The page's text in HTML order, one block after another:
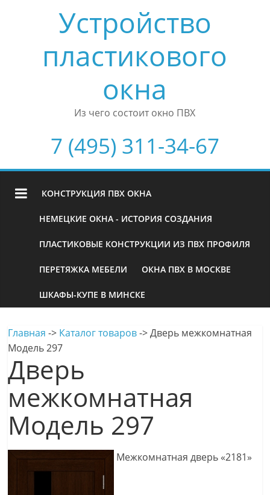
Устройство
пластикового
окна
Из чего состоит окно ПВХ
7 (495) 311-34-67
КОНСТРУКЦИЯ ПВХ ОКНА
НЕМЕЦКИЕ ОКНА - ИСТОРИЯ СОЗДАНИЯ
ПЛАСТИКОВЫЕ КОНСТРУКЦИИ ИЗ ПВХ ПРОФИЛЯ
ПЕРЕТЯЖКА МЕБЕЛИ ОКНА ПВХ В МОСКВЕ
ШКАФЫ-КУПЕ В МИНСКЕ
Главная -> Каталог товаров->Дверь межкомнатная
Модель 297
Дверь
межкомнатная
Модель 297
Межкомнатная дверь «2181»